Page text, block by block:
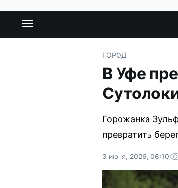
ГОРОД
В Уфе
Горожанка
превратить
3 июня, 2026, 06:10